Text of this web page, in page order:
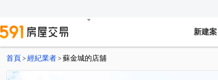
新建案
首頁 > 經紀業者 > 蘇金城的店舖